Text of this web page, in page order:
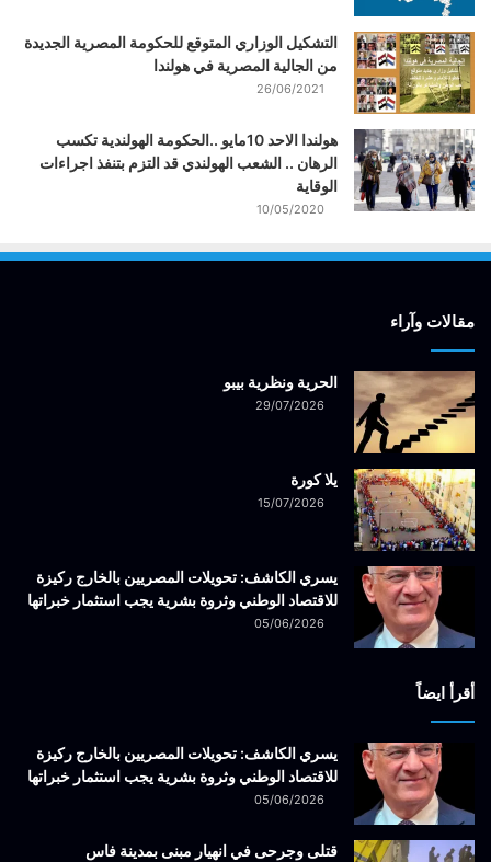
التشكيل الوزاري المتوقع للحكومة المصرية الجديدة
من الجالية المصرية في هولندا
26/06/2021
هولندا الاحد 10مايو ..الحكومة الهولندية تكسب
الرهان .. الشعب الهولندي قد التزم بتنفذ اجراءات
الوقاية
10/05/2020
مقالات وآراء
الحرية ونظرية بيبو
29/07/2026
يلا كورة
15/07/2026
يسري الكاشف: تحويلات المصريين بالخارج ركيزة
للاقتصاد الوطني وثروة بشرية يجب استثمار خبراتها
05/06/2026
أقرأ ايضاً
يسري الكاشف: تحويلات المصريين بالخارج ركيزة
للاقتصاد الوطني وثروة بشرية يجب استثمار خبراتها
05/06/2026
قتلى وجرحى في انهيار مبنى بمدينة فاس